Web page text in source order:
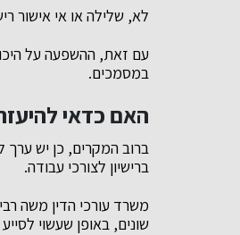
לא, שלילה או אי אישור
עם זאת, ההשפעה על
במסמכים.
האם כדאי
ברוב המקרים, כן יש ערך
ברישיון לצורכי עבודה.
משרד עורכי הדין משה
שונים, באופן שעשוי